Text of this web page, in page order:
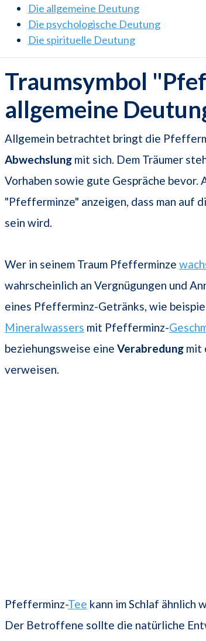
Die allgemeine Deutung
Die psychologische Deutung
Die spirituelle Deutung
Traumsymbol
allgemeine
Allgemein betrachtet bringt die
Abwechslung mit sich. Dem Träumer
Vorhaben sowie gute Gespräche bevor.
"Pfefferminze" anzeigen, dass man auf
sein wird.
Wer in seinem Traum Pfefferminze
wahrscheinlich an Vergnügungen und
eines Pfefferminz-Getränks, wie
Mineralwassers mit Pfefferminz-
beziehungsweise eine Verabredung mit
verweisen.
Pfefferminz-Tee kann im Schlaf ähnlich
Der Betroffene sollte die natürliche